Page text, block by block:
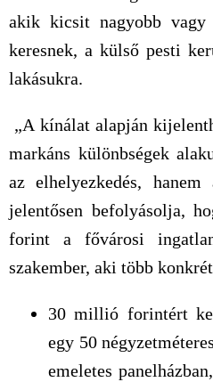
akik kicsit nagyobb
keresnek, a külső pesti
lakásukra.
„A kínálat alapján
markáns különbségek
az elhelyezkedés,
jelentősen befolyásolja,
forint a fővárosi
szakember, aki több
30 millió forintért
egy 50
emeletes